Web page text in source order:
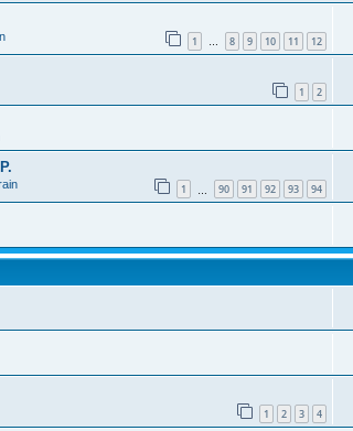
1 … 8 9 10 11 12
1 2
1 90 91 92 93 94
1 2 3 4